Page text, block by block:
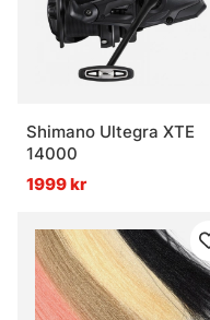
Shimano Ultegra XTE
14000
1999 kr